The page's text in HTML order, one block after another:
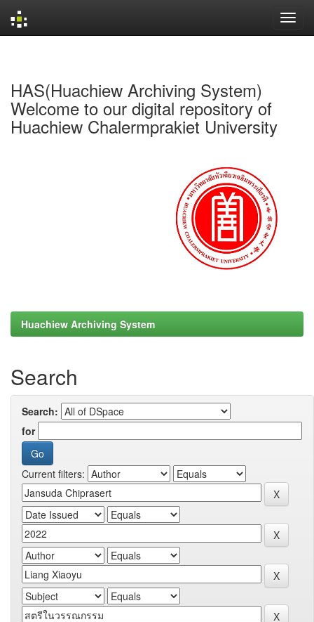
HAS(Huachiew Archiving System)
Welcome to our digital repository of
Huachiew Chalermprakiet University
Huachiew Archiving System
Search
Search:
for
Current filters: